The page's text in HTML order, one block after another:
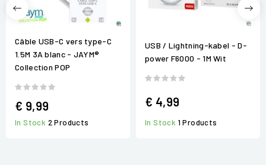
Câble USB-C vers type-C
1.5M 3A blanc - JAYM®
Collection POP
€ 9,99
In Stock 2 Products
USB / Lightning-kabel - D-
power F6000 - 1M Wit
€ 4,99
In Stock 1 Products